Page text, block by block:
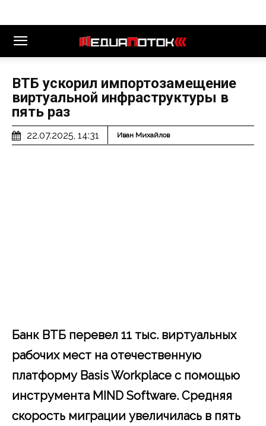
ВТБ ускорил импортозамещение
виртуальной инфраструктуры в
пять раз
22.07.2025, 14:31 Иван Михайлов
Банк ВТБ перевел 11 тыс. виртуальных
рабочих мест на отечественную
платформу Basis Workplace с помощью
инструмента MIND Software. Средняя
скорость миграции увеличилась в пять